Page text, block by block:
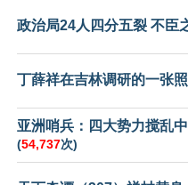
政治局24人四分五裂 不臣
丁薛祥在吉林调研的一张
亚洲哨兵：四大势力搅乱
(54,737次)